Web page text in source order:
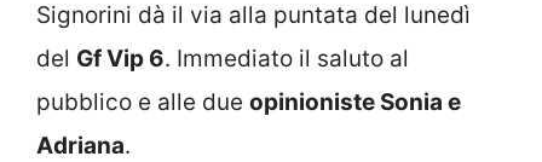
Signorini dà il via alla puntata del lunedì
del Gf Vip 6. Immediato il saluto al
pubblico e alle due opinioniste Sonia e
Adriana.